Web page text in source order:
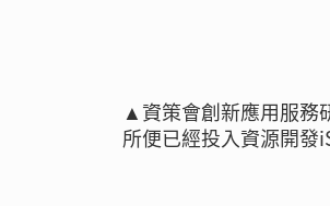
▲資策會創新應用服務
所便已經投入資源開發